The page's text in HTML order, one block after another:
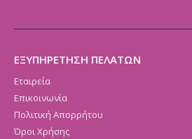
ΕΞΥΠΗΡΕΤΗΣΗ ΠΕΛΑΤΩΝ
Εταιρεία
Επικοινωνία
Πολιτική Απορρήτου
Όροι Χρήσης